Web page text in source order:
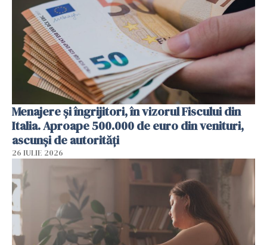
Menajere și îngrijitori, în vizorul Fiscului din
Italia. Aproape 500.000 de euro din venituri,
ascunși de autorități
26 IULIE 2026